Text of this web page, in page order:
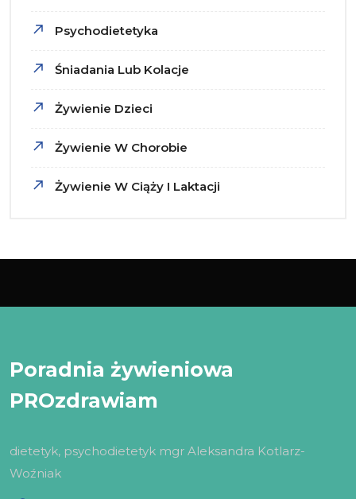
Psychodietetyka
Śniadania Lub Kolacje
Żywienie Dzieci
Żywienie W Chorobie
Żywienie W Ciąży I Laktacji
Poradnia żywieniowa
PROzdrawiam
dietetyk, psychodietetyk mgr Aleksandra Kotlarz-
Woźniak